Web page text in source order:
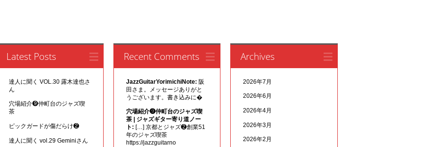
Latest Posts
達人に聞く VOL.30 露木達也さ
ん
穴場紹介❾仲町台のジャズ喫
茶
ピックガードが傷だらけ❷
達人に聞く vol.29 Geminiさん
Recent Comments
JazzGuitarYorimichiNote: 阪
田さま。メッセージありがと
うございます。書き込みに�
穴場紹介❾仲町台のジャズ喫
茶 | ジャズギター寄り道ノー
ト: […] 京都とジャズ❷創業51
年のジャズ喫茶
https://jazzguitarno
Archives
2026年7月
2026年6月
2026年4月
2026年3月
2026年2月